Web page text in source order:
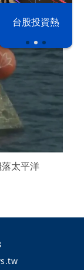
台股投資熱
太平洋